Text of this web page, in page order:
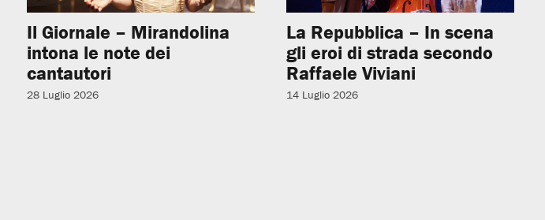
Il Giornale – Mirandolina
intona le note dei
cantautori
28 Luglio 2026
La Repubblica – In scena
gli eroi di strada secondo
Raffaele Viviani
14 Luglio 2026